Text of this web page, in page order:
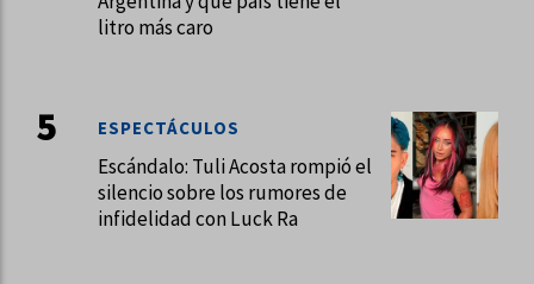
litro más caro
Escándalo: Tuli Acosta rompió el
silencio sobre los rumores de
infidelidad con Luck Ra
ESPECTÁCULOS